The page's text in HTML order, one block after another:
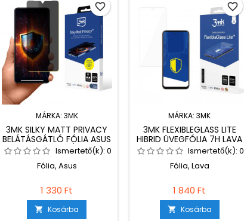
MÁRKA: 3MK
3MK SILKY MATT PRIVACY
BELÁTÁSGÁTLÓ FÓLIA ASUS
ROG PHONE 8/8 PRO
Ismertető(k): 0
Fólia, Asus
1 330 Ft
 Kosárba
favorite_border
MÁRKA:3MK
3MK FLEXIBLEGLASS LITE
HIBRID ÜVEGFÓLIA 7H LAVA
YUVA 3
Ismertető(k):0
Fólia, Lava
1 840 Ft
 Kosárba
favorite_border